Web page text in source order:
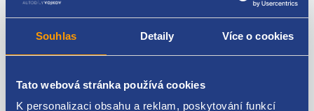
Souhlas Detaily Více o cookies
Tato webová stránka používá cookies
K personalizaci obsahu a reklam, poskytování funkcí
Vodící lišta skla okna
Umístění: přední dveře
OPEL original: 13228086 22892532 148448 1483840